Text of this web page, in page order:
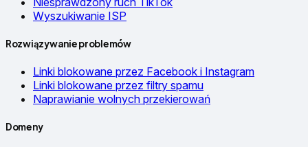
Wyszukiwanie ISP
Rozwiązywanie problemów
Linki blokowane przez Facebook i Instagram
Linki blokowane przez filtry spamu
Naprawianie wolnych przekierowań
Domeny